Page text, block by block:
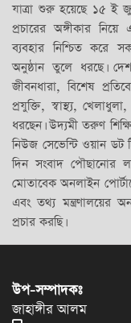
যাত্রা শুরু হয়েছে ১৫ ই
প্রচারের অঙ্গীকার
ব্যবহার নিশ্চিত করে
অনুষ্ঠান তুলে ধরছে।
জীবনধারা, বিশেষ
প্রযুক্তি, স্বাস্থ্য,
ধরছেন। উদ্যমী তরুণ
নিউজ সেভেন্টি ওয়ান ডট
দিন সংবাদ পৌছানোর
মোতাবেক অনলাইন
এবং তথ্য মন্ত্রণালয়ের
প্রচার করছি।
উপ-সম্পাদকঃ
জাহাঙ্গীর আলম